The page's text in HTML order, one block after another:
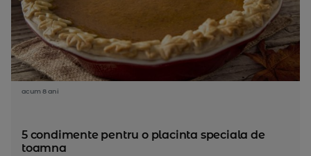
acum 8 ani
5 condimente pentru o placinta speciala de
toamna